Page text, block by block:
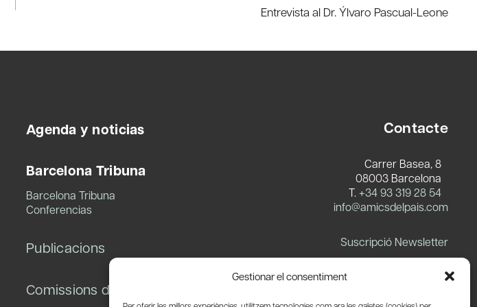
Gestionar el consentiment
Entrevista al Dr. Ýlvaro Pascual-Leone
Agenda y noticias
Barcelona Tribuna
Barcelona Tribuna
Conferencias
Publicacions
Comissions de treball
Contacte
Carrer Basea, 8
08003 Barcelona
T. +34 93 319 28 54
info@amicsdelpais.com
Suscripció Newsletter
YouTube